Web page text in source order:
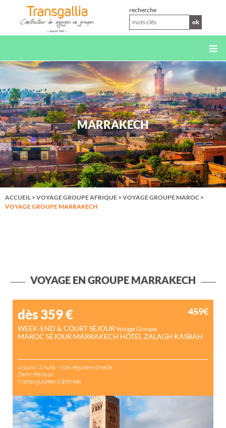
recherche
ok
MARRAKECH
ACCUEIL > VOYAGE GROUPE AFRIQUE > VOYAGE GROUPE MAROC >
VOYAGE GROUPE MARRAKECH
VOYAGE EN GROUPE MARRAKECH
dès 359€
WEEK-END & COURT SÉJOUR Voyage Groupe
MAROC SÉJOUR MARRAKECH HÔTEL ZALAGH KASBAH
4 jours / 3 nuits - Vols réguliers directs
Demi-Pension
Visites guidées & Entrées
459€